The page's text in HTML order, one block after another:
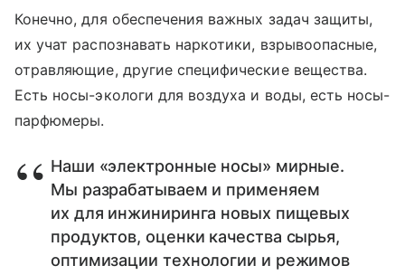
Конечно, для обеспечения важных задач защиты,
их учат распознавать наркотики, взрывоопасные,
отравляющие, другие специфические вещества.
Есть носы-экологи для воздуха и воды, есть носы-
парфюмеры.
Наши «электронные носы» мирные.
Мы разрабатываем и применяем
их для инжиниринга новых пищевых
продуктов, оценки качества сырья,
оптимизации технологии и режимов